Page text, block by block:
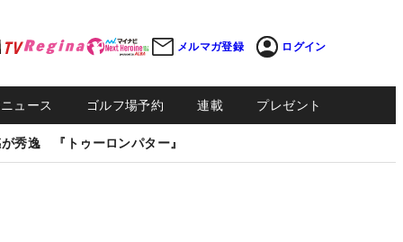
メルマガ登録 ログイン
ュース ゴルフ場予約 連載 プレゼント
秀逸 『トゥーロンパター』